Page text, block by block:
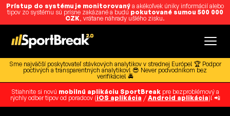
Prístup do systému je monitorovaný a akékoľvek úniky informácií alebo
tipov zo systému sú prísne zakázané a budú pokutované sumou 500 000
CZK, vrátane náhrady ušlého zisku.
Sme najväčší poskytovateľ stávkových analytikov v strednej Európe! 🏆 Podpor
poctivých a transparentných analytikov! 😎 Never podvodníkom bez
verifikácie! 🚔
Stiahnite si novú mobilnú aplikáciu SportBreakpre bezproblémový a
rýchly odber tipov od poradcov (iOS aplikácia / Android aplikácia)! 📲